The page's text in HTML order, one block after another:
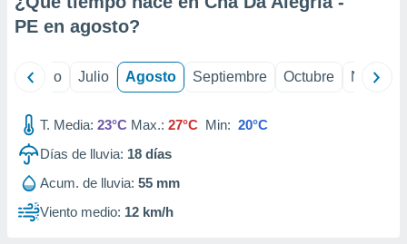
e
publicidad
publicidad
de
PE en agosto?
Junio Julio Agosto Septiembre Octubre
T. Media: 23°C Max.: 27°C Min: 20°C
Días de lluvia: 18 días
Acum. de lluvia: 55 mm
Viento medio: 12 km/h